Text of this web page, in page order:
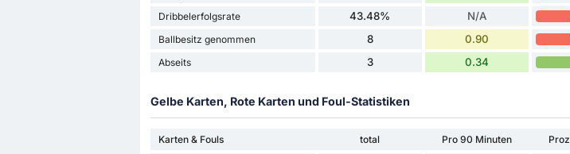
Dribbelerfolgsrate 43.48% N/A
Ballbesitz genommen 8 0.90
Abseits 3 0.34
Gelbe Karten, Rote Karten und Foul-Statistiken
Karten & Fouls total Pro 90 Minuten